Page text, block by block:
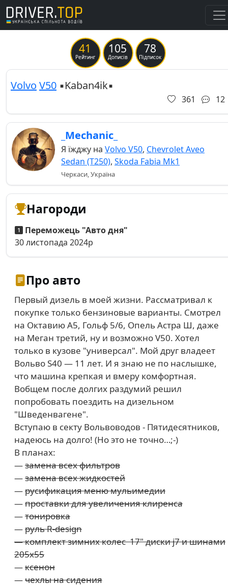
41
Рейтинг
105
Дописів
78
Підписок
Volvo V50 ▪︎Kaban4ik▪︎
361 12
_Mechanic_
Я їжджу на Volvo V50, Chevrolet Aveo
Sedan (T250), Skoda Fabia Mk1
Черкаси, Україна
Нагороди
Переможець "Авто дня"
30 листопада 2024р
Про авто
Первый дизель в моей жизни. Рассматривал к
покупке только бензиновые варианты. Смотрел
на Октавию А5, Гольф 5/6, Опель Астра Ш, даже
на Меган третий, ну и возможно V50. Хотел
только в кузове "универсал". Мой друг владеет
Вольво S40 — 11 лет. И я знаю не по наслышке,
что машина крепкая и вмеру комфортная.
Вобщем после долгих раздумий решил
попробовать поездить на дизельном
"Шведенвагене".
Вступаю в секту Вольвоводов - Пятидесятников,
надеюсь на долго! (Но это не точно…;-)
В планах:
—замена всех фильтров
—замена всех жидкостей
—русификация меню мульимедии
—проставки для увеличения клиренса
—тонировка
—руль R-design
— комплект зимних колес 17" диски j7 и шинами
205х55
—ксенон
—чехлы на сидения